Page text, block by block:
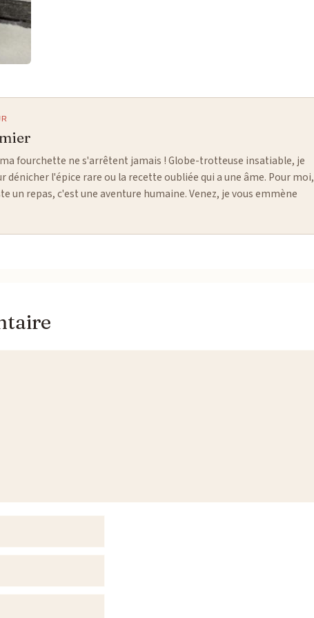
fourchette ne s'arrêtent jamais ! Globe-trotteuse insatiable, je
dénicher l'épice rare ou la recette oubliée qui a une âme. Pour moi,
un repas, c'est une aventure humaine. Venez, je vous emmène